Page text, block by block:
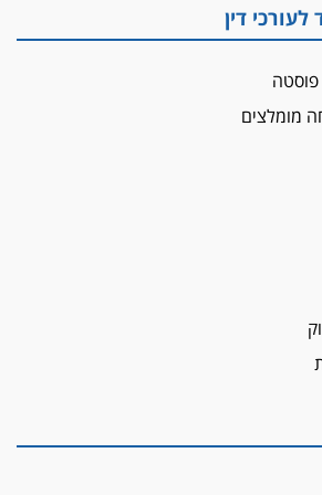
ביטל השעיה לצמיתות של
ב-7 באוקטובר
הורשע בהונאת עשרות לקוחות,
נחקר בחשד למרמה בעסקת
פוטרה בחשד לעישון סמים
בלשים בטלגרם
לעורכי דין
פוסטה
מומלצים